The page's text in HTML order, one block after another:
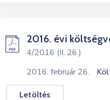
2016. évi
4/2016 (II. 26.)
2016. február 26.
Letöltés